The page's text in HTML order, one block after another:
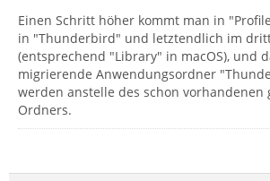
Einen Schritt höher kommt man in
in "Thunderbird" und letztendlich im
(entsprechend "Library" in macOS), und
migrierende Anwendungsordner
werden anstelle des schon vorhandenen
Ordners.